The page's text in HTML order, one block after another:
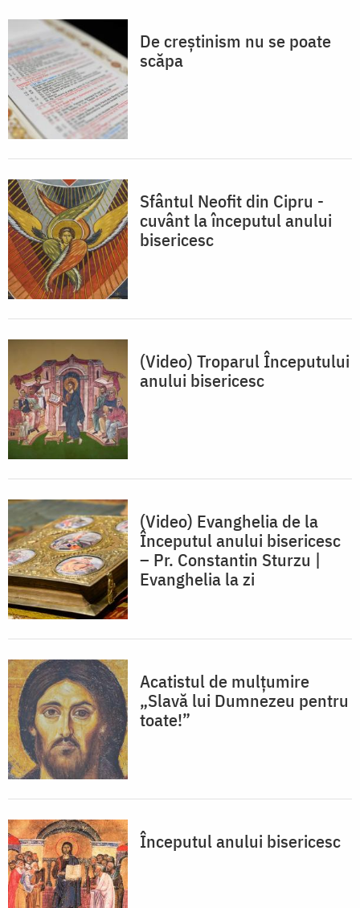
De creștinism nu se poate
scăpa
Sfântul Neofit din Cipru -
cuvânt la începutul anului
bisericesc
(Video) Troparul Începutului
anului bisericesc
(Video) Evanghelia de la
Începutul anului bisericesc
– Pr. Constantin Sturzu |
Evanghelia la zi
Acatistul de mulţumire
„Slavă lui Dumnezeu pentru
toate!”
Începutul anului bisericesc